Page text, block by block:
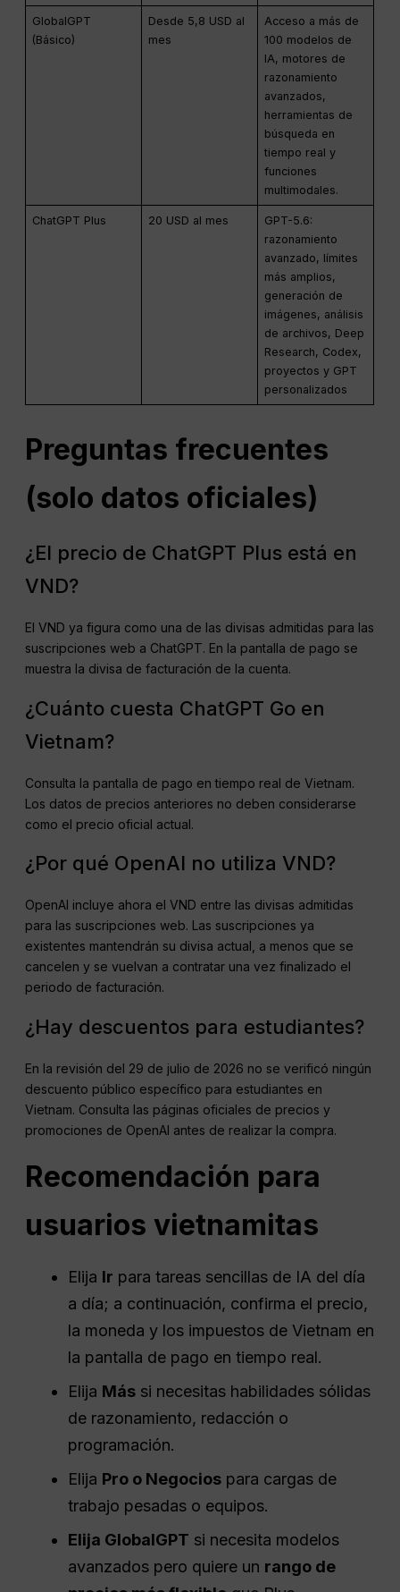
GlobalGPT
(Básico)
Desde 5,8 USD al
mes
Acceso a más de
100 modelos de
IA, motores de
razonamiento
avanzados,
herramientas de
búsqueda en
tiempo real y
funciones
multimodales.
ChatGPT Plus 20 USD al mes
GPT-5.6:
razonamiento
avanzado, límites
más amplios,
generación de
imágenes, análisis
de archivos, Deep
Research, Codex,
proyectos y GPT
personalizados
Preguntas frecuentes
(solo datos oficiales)
¿El precio de ChatGPT Plus está en
VND?
El VND ya figura como una de las divisas admitidas para las
suscripciones web a ChatGPT. En la pantalla de pago se
muestra la divisa de facturación de la cuenta.
¿Cuánto cuesta ChatGPT Go en
Vietnam?
Consulta la pantalla de pago en tiempo real de Vietnam.
Los datos de precios anteriores no deben considerarse
como el precio oficial actual.
¿Por qué OpenAI no utiliza VND?
OpenAI incluye ahora el VND entre las divisas admitidas
para las suscripciones web. Las suscripciones ya
existentes mantendrán su divisa actual, a menos que se
cancelen y se vuelvan a contratar una vez finalizado el
periodo de facturación.
¿Hay descuentos para estudiantes?
En la revisión del 29 de julio de 2026 no se verificó ningún
descuento público específico para estudiantes en
Vietnam. Consulta las páginas oficiales de precios y
promociones de OpenAI antes de realizar la compra.
Recomendación para
usuarios vietnamitas
Elija Ir para tareas sencillas de IA del día
a día; a continuación, confirma el precio,
la moneda y los impuestos de Vietnam en
la pantalla de pago en tiempo real.
Elija Más si necesitas habilidades sólidas
de razonamiento, redacción o
programación.
Elija Pro o Negocios para cargas de
trabajo pesadas o equipos.
Elija GlobalGPT si necesita modelos
avanzados pero quiere un rango de